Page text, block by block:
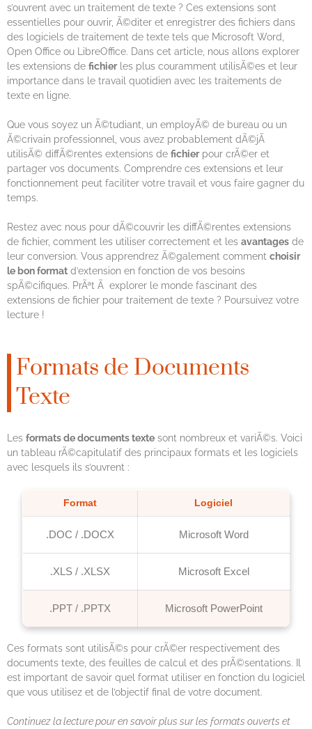
s’ouvrent avec un traitement de texte ? Ces extensions sont
essentielles pour ouvrir, Ã©diter et enregistrer des fichiers dans
des logiciels de traitement de texte tels que Microsoft Word,
Open Office ou LibreOffice. Dans cet article, nous allons explorer
les extensions de fichierles plus couramment utilisÃ©es et leur
importance dans le travail quotidien avec les traitements de
texte en ligne.
Que vous soyez un Ã©tudiant, un employÃ© de bureau ou un
Ã©crivain professionnel, vous avez probablement dÃ©jÃ
utilisÃ© diffÃ©rentes extensions de fichierpour crÃ©er et
partager vos documents. Comprendre ces extensions et leur
fonctionnement peut faciliter votre travail et vous faire gagner du
temps.
Restez avec nous pour dÃ©couvrir les diffÃ©rentes extensions
de fichier, comment les utiliser correctement et les avantages de
leur conversion. Vous apprendrez Ã©galement comment choisir
le bon format d’extension en fonction de vos besoins
spÃ©cifiques. PrÃªt Ã explorer le monde fascinant des
extensions de fichier pour traitement de texte ? Poursuivez votre
lecture !
Formats de Documents
Texte
Les formats de documents texte sont nombreux et variÃ©s. Voici
un tableau rÃ©capitulatif des principaux formats et les logiciels
avec lesquels ils s’ouvrent :
Format Logiciel
.DOC / .DOCX Microsoft Word
.XLS / .XLSX Microsoft Excel
.PPT / .PPTX Microsoft PowerPoint
Ces formats sont utilisÃ©s pour crÃ©er respectivement des
documents texte, des feuilles de calcul et des prÃ©sentations. Il
est important de savoir quel format utiliser en fonction du logiciel
que vous utilisez et de l’objectif final de votre document.
Continuez la lecture pour en savoir plus sur les formats ouverts et